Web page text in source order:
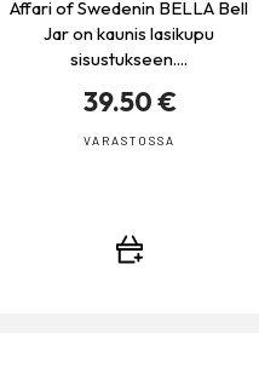
Affari of Swedenin BELLA Bell
Jar on kaunis lasikupu
sisustukseen....
39.50 €
VARASTOSSA